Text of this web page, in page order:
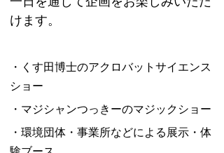
けます。
・くす田博士のアクロバットサイエンス
ショー
・マジシャンつっきーのマジックショー
・環境団体・事業所などによる展示・体